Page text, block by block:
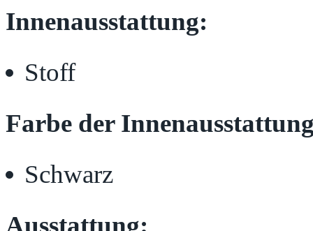
Innenausstattung:
Stoff
Farbe der
Schwarz
Ausstattung: